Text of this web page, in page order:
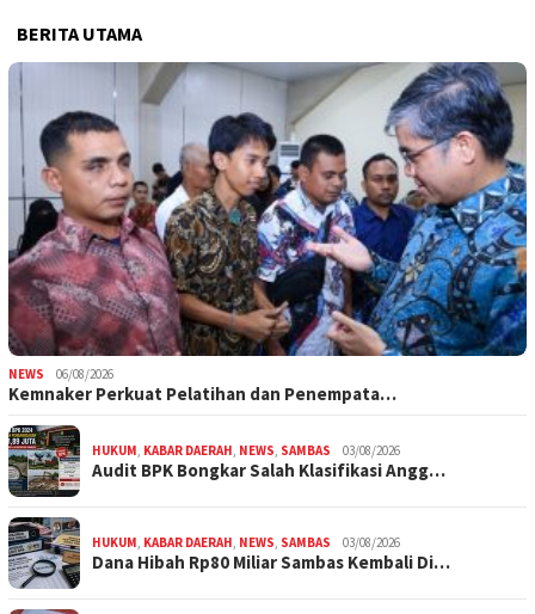
BERITA UTAMA
NEWS 06/08/2026
Kemnaker Perkuat Pelatihan dan Penempata…
HUKUM, KABAR DAERAH, NEWS, SAMBAS 03/08/2026
Audit BPK Bongkar Salah Klasifikasi Angg…
HUKUM, KABAR DAERAH, NEWS, SAMBAS 03/08/2026
Dana Hibah Rp80 Miliar Sambas Kembali Di…